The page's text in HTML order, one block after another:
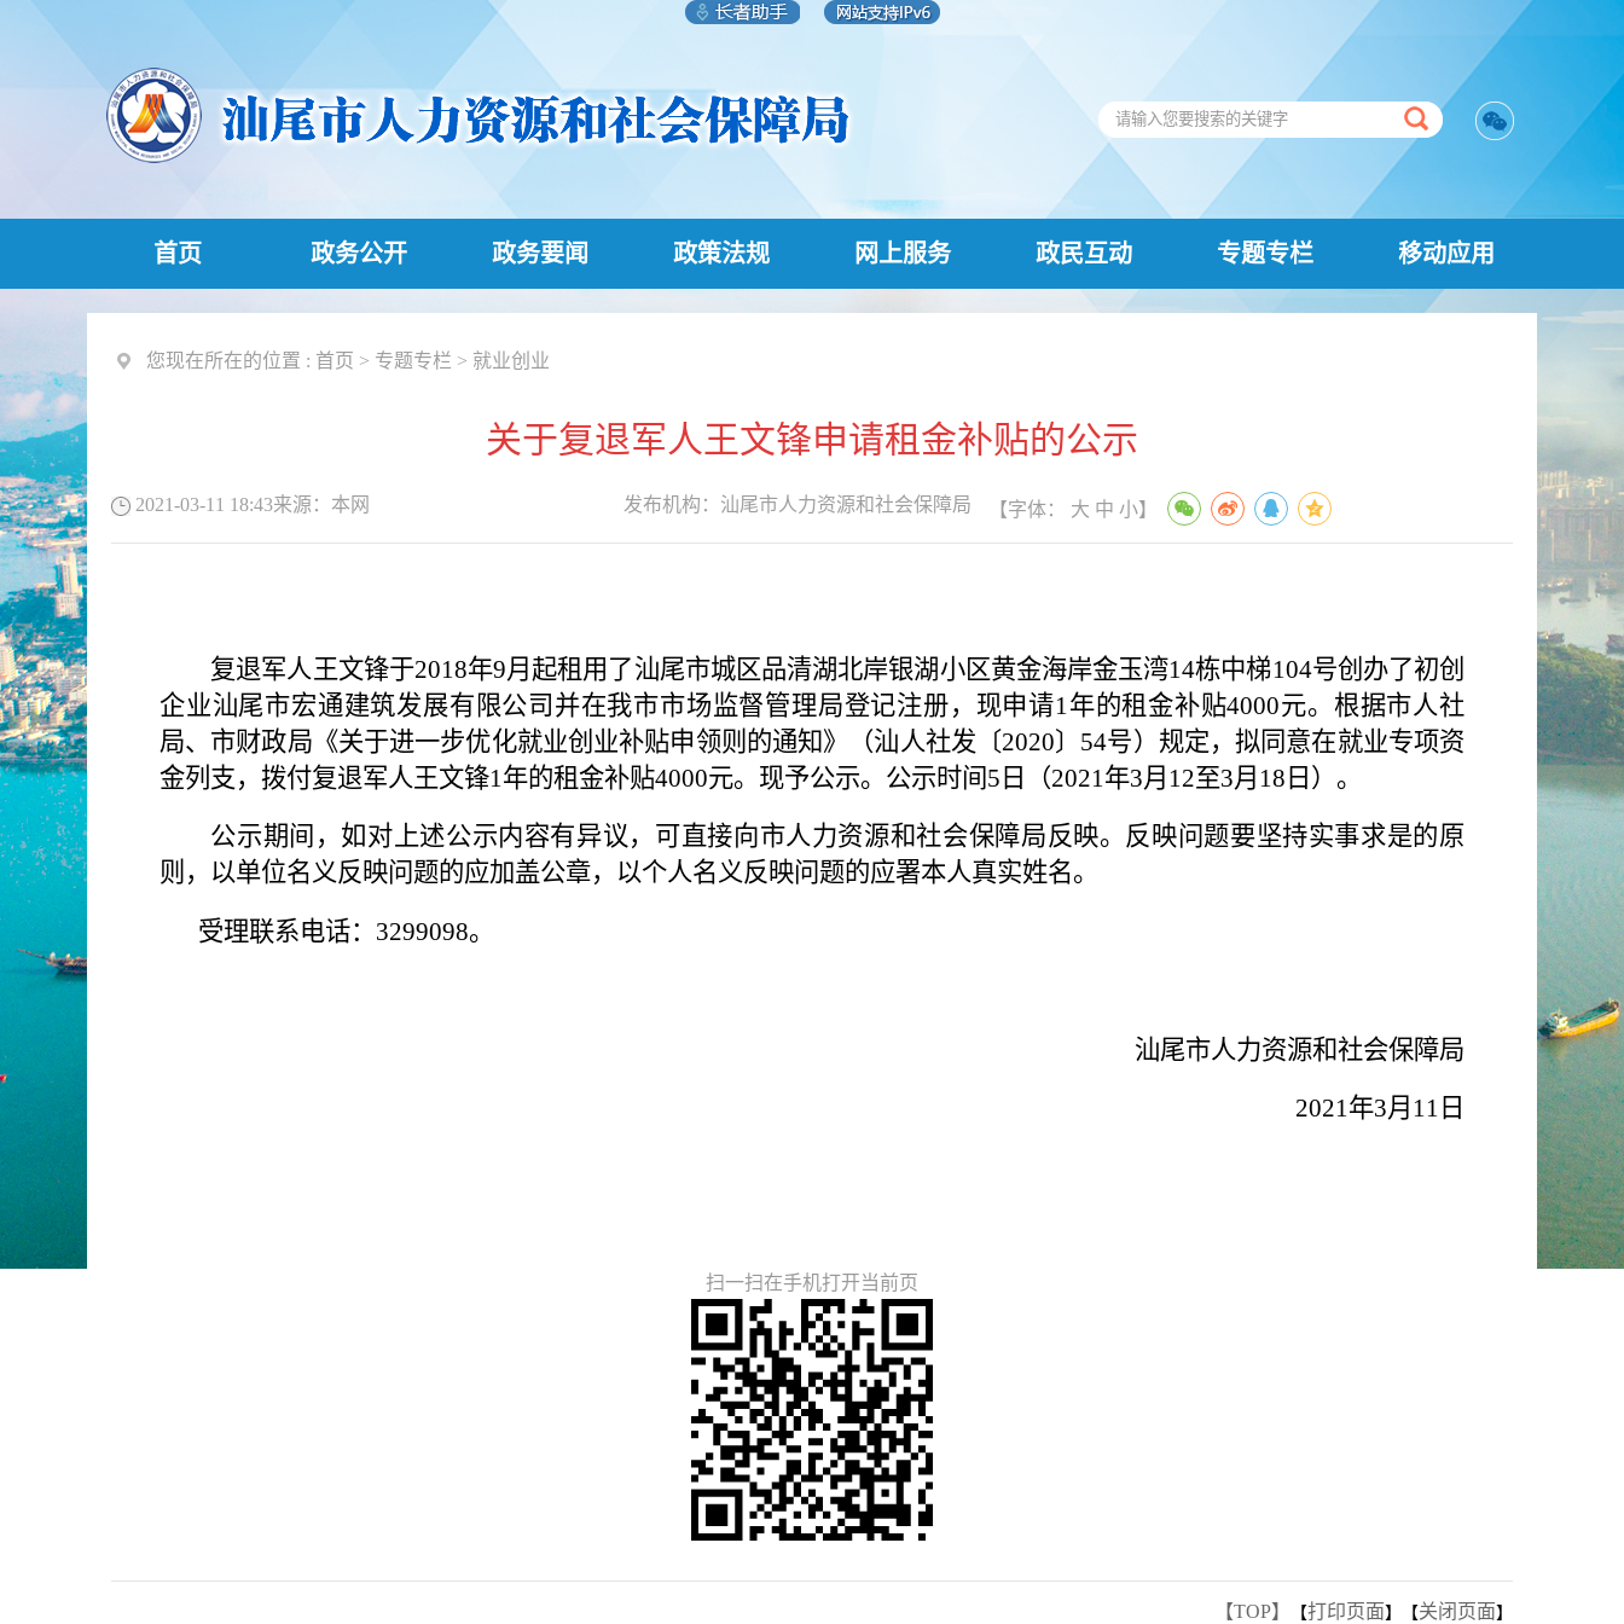
首页 政务公开 政务要闻 政策法规 网上服务 政民互动 专题专栏 移动应用
您现在所在的位置 : 首页 > 专题专栏 > 就业创业
关于复退军人王文锋申请租金补贴的公示
2021-03-11 18:43来源： 本网 发布机构： 汕尾市人力资源和社会保障局 【字体： 大 中 小】
复退军人王文锋于2018年9月起租用了汕尾市城区品清湖北岸银湖小区黄金海岸金玉湾14栋中梯104号创办了初创
企业汕尾市宏通建筑发展有限公司并在我市市场监督管理局登记注册，现申请1年的租金补贴4000元。根据市人社
局、市财政局《关于进一步优化就业创业补贴申领则 的通知》（汕人社发〔2020〕 54号）规定，拟同意在就业专项资
金列支，拨付复退军人王文锋1年的租金补贴4000元。现予公示。公示时间5 日（2021年3月 12至3月 18 日） 。
公示期间，如对上述公示内容有异议，可直接向市人力资源和社会保障局反映。反映问题要坚持实事求是的原
则，以单位名义反映问题的应加盖公章，以个人名义反映问题的应署本人真实姓名。
受理联系电话： 3299098。
汕尾市人力资源和社会保障局
2021年3月 11 日
扫一扫在手机打开当前页
【TOP】 【打印页面】【关闭页面】